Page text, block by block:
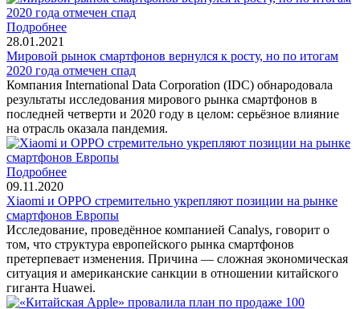
Подробнее
28.01.2021
Мировой рынок смартфонов вернулся к росту, но по итогам
2020 года отмечен спад
Компания International Data Corporation (IDC) обнародовала
результаты исследования мирового рынка смартфонов в
последней четверти и 2020 году в целом: серьёзное влияние
на отрасль оказала пандемия.
Подробнее
09.11.2020
Xiaomi и OPPO стремительно укрепляют позиции на рынке
смартфонов Европы
Исследование, проведённое компанией Canalys, говорит о
том, что структура европейского рынка смартфонов
претерпевает изменения. Причина — сложная экономическая
ситуация и американские санкции в отношении китайского
гиганта Huawei.